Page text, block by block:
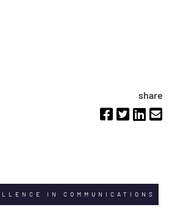
share
IN COMMUNICATIONS